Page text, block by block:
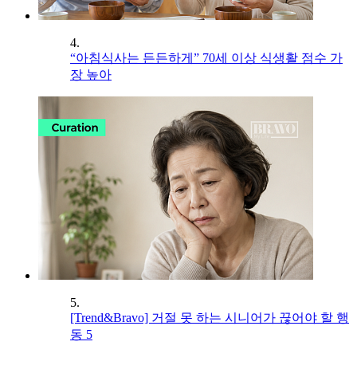
4.
“아침식사는 든든하게” 70세 이상 식생활 점수 가
장 높아
5.
[Trend&Bravo] 거절 못 하는 시니어가 끊어야 할 행
동 5